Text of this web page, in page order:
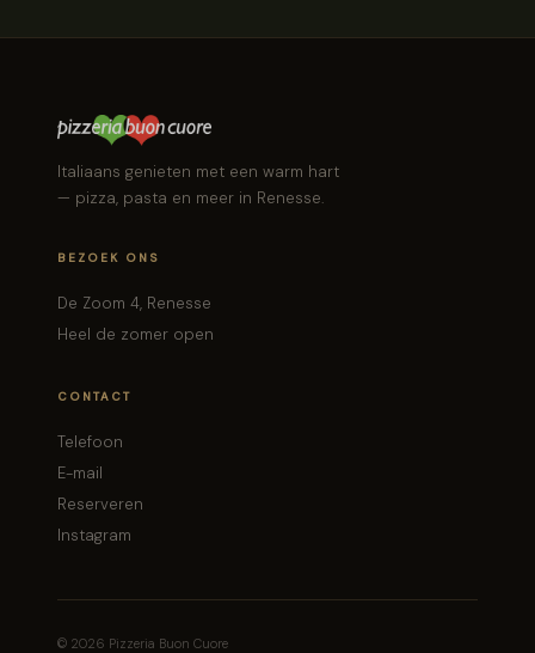
Italiaans genieten met een warm hart
— pizza, pasta en meer in Renesse.
BEZOEK ONS
De Zoom 4, Renesse
Heel de zomer open
CONTACT
Telefoon
E-mail
Reserveren
Instagram
© 2026 Pizzeria Buon Cuore